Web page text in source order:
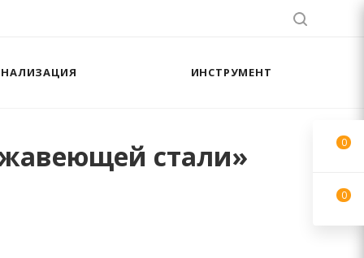
ИНСТРУМЕНТ
стали»
0
0